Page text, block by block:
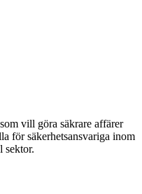
vill göra säkrare affärer
för säkerhets­ansvariga inom
sektor.